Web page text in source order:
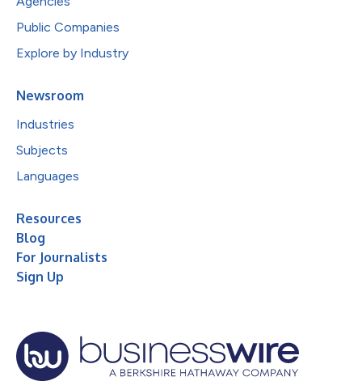
Public Companies
Explore by Industry
Newsroom
Industries
Subjects
Languages
Resources
Blog
For Journalists
Sign Up